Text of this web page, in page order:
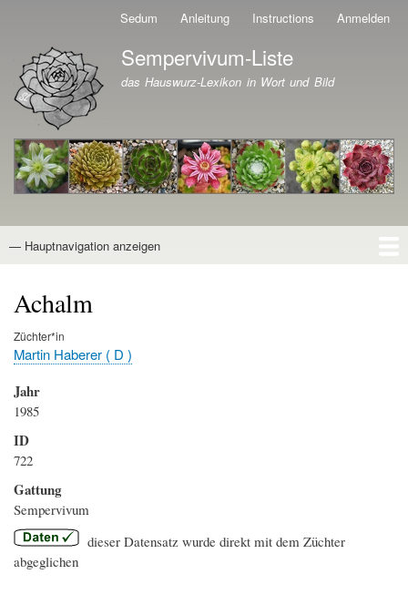
Direkt
zum
Inhalt
Sedum Anleitung Instructions Anmelden
Branding der Website
Sempervivum-Liste
das Hauswurz-Lexikon in Wort und Bild
Hauptnavigation
— Hauptnavigation anzeigen
Achalm
Züchter*in
Martin Haberer ( D )
Jahr
1985
ID
722
Gattung
Sempervivum
dieser Datensatz wurde direkt mit dem Züchter
abgeglichen